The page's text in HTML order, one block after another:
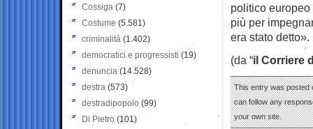
politico
più per
era stato detto».
(da “il Corriere
This entry was posted
can follow any
your own site.
Cossiga (7)
Costume (5.581)
criminalità (1.402)
democratici e progressisti (19)
denuncia (14.528)
destra (573)
destradipopolo (99)
Di Pietro (101)